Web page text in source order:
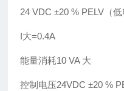
24 VDC ±20 % PELV（低
I大=0.4A
能量消耗10 VA 大
控制电压24VDC ±20 %